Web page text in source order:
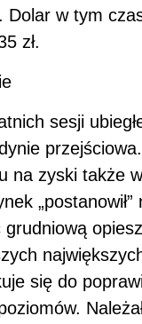
Dolar w tym
zł.
sesji
na zyski także
się do